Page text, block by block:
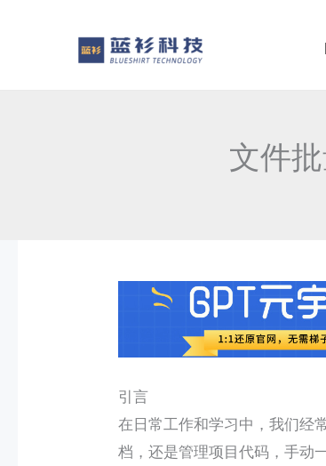
文件
引言
在日常工作和学习中，我们经
档，还是管理项目代码，手动